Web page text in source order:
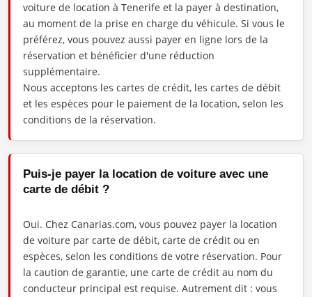
voiture de location à Tenerife et la payer à destination,
au moment de la prise en charge du véhicule. Si vous le
préférez, vous pouvez aussi payer en ligne lors de la
réservation et bénéficier d'une réduction
supplémentaire.
Nous acceptons les cartes de crédit, les cartes de débit
et les espèces pour le paiement de la location, selon les
conditions de la réservation.
Puis-je payer la location de voiture avec une
carte de débit ?
Oui. Chez Canarias.com, vous pouvez payer la location
de voiture par carte de débit, carte de crédit ou en
espèces, selon les conditions de votre réservation. Pour
la caution de garantie, une carte de crédit au nom du
conducteur principal est requise. Autrement dit : vous